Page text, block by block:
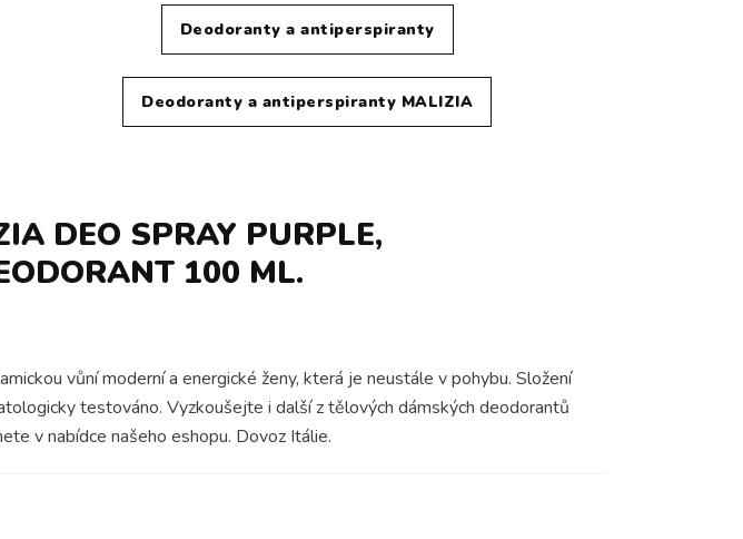
Deodoranty a antiperspiranty
Deodoranty a antiperspiranty MALIZIA
DEO SPRAY PURPLE,
100 ML.
vůní moderní a energické ženy, která je neustále v pohybu. Složení
testováno. Vyzkoušejte i další z tělových dámských deodorantů
v nabídce našeho eshopu. Dovoz Itálie.